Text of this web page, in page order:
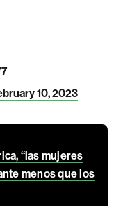
10, 2023
“las mujeres
menos que los